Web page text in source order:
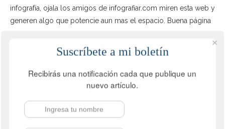
infografía, ojala los amigos de infografiar.com miren esta web y
generen algo que potencie aun mas el espacio. Buena página
JUAN CARLOS MEJÍA LLANO
diciembre 20, 2022 - 10:54 am
Suscríbete a mi boletín
Recibirás una notificación cada que publique un
nuevo artículo.